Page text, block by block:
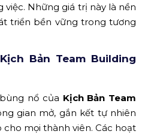
Những giá trị này là nền
triển bền vững trong tương
Bản Team Building
nổ của Kịch Bản Team
gian mở, gắn kết tự nhiên
mọi thành viên. Các hoạt